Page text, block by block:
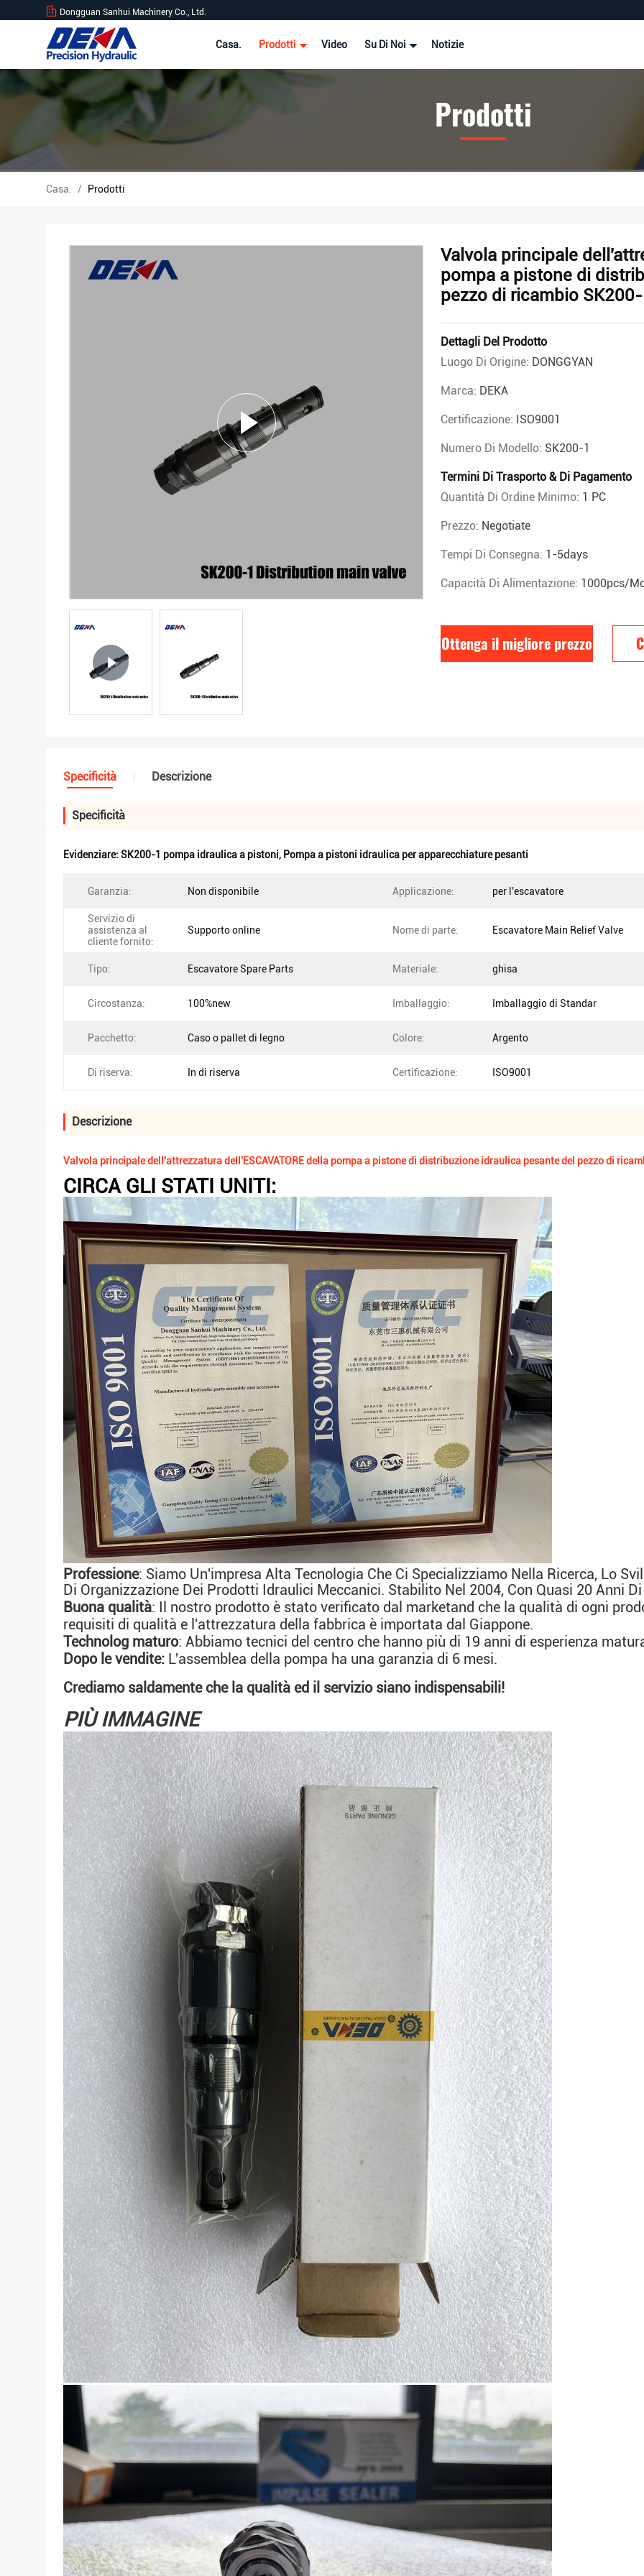
Dongguan Sanhui Machinery Co., Ltd.
Casa. Prodotti Video Su Di Noi Notizie
Prodotti
Casa. / Prodotti
Valvola principale
pompa a pistone di
pezzo di ricambio
Dettagli Del Prodotto
Luogo Di Origine: DONGGYAN
Marca: DEKA
Certificazione: ISO9001
Numero Di Modello: SK200-1
Termini Di Trasporto & Di Pagamento
Quantità Di Ordine Minimo: 1 PC
Prezzo: Negotiate
Tempi Di Consegna: 1-5days
Capacità Di Alimentazione: 1000pcs/
Ottenga il migliore prezzo
Specificità Descrizione
Specificità
Evidenziare: SK200-1 pompa idraulica a pistoni, Pompa a pistoni idraulica per apparecchiature pesanti
Garanzia: Non disponibile Applicazione: per l'escavatore
Servizio di
assistenza al
cliente fornito:
Supporto online Nome di parte: Escavatore Main Relief Valve
Tipo: Escavatore Spare Parts Materiale: ghisa
Circostanza: 100%new Imballaggio: Imballaggio di Standar
Pacchetto: Caso o pallet di legno Colore: Argento
Di riserva: In di riserva Certificazione: ISO9001
Descrizione
Valvola principale dell'attrezzatura dell'ESCAVATORE della pompa a pistone di distribuzione idraulica pesante del pezzo di
CIRCA GLI STATI UNITI:
Professione: Siamo Un'impresa Alta Tecnologia Che Ci Specializziamo Nella Ricerca, Lo
Di Organizzazione Dei Prodotti Idraulici Meccanici. Stabilito Nel 2004, Con Quasi 20 Anni
Buona qualità: Il nostro prodotto è stato verificato dal marketand che la qualità di ogni
requisiti di qualità e l'attrezzatura della fabbrica è importata dal Giappone.
Technolog maturo: Abbiamo tecnici del centro che hanno più di 19 anni di esperienza
Dopo le vendite: L'assemblea della pompa ha una garanzia di 6 mesi.
Crediamo saldamente che la qualità ed il servizio siano indispensabili!
PIÙ IMMAGINE